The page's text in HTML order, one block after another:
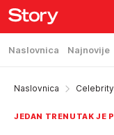
Naslovnica Najnovije
Naslovnica Celebrity
JEDAN TRENUTAK JE